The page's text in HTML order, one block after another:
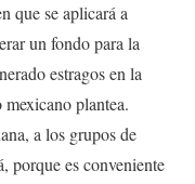
que se aplicará a
un fondo para la
estragos en la
plantea.
a los grupos de
porque es conveniente